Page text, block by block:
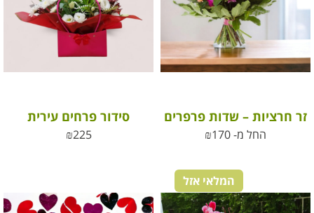
זר חרציות – שדות פרפרים
החל מ- ₪170
סידור פרחים עירית
₪225
המלאי אזל